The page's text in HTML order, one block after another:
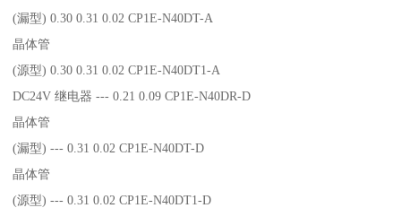
(漏型) 0.30 0.31 0.02 CP1E-N40DT-A
晶体管
(源型) 0.30 0.31 0.02 CP1E-N40DT1-A
DC24V 继电器 --- 0.21 0.09 CP1E-N40DR-D
晶体管
(漏型) --- 0.31 0.02 CP1E-N40DT-D
晶体管
(源型) --- 0.31 0.02 CP1E-N40DT1-D